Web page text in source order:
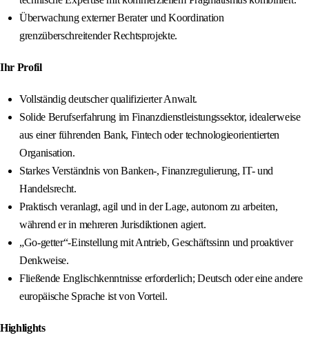
Überwachung externer Berater und Koordination
grenzüberschreitender Rechtsprojekte.
Ihr Profil
Vollständig deutscher qualifizierter Anwalt.
Solide Berufserfahrung im Finanzdienstleistungssektor, idealerweise
aus einer führenden Bank, Fintech oder technologieorientierten
Organisation.
Starkes Verständnis von Banken-, Finanzregulierung, IT- und
Handelsrecht.
Praktisch veranlagt, agil und in der Lage, autonom zu arbeiten,
während er in mehreren Jurisdiktionen agiert.
„Go-getter“-Einstellung mit Antrieb, Geschäftssinn und proaktiver
Denkweise.
Fließende Englischkenntnisse erforderlich; Deutsch oder eine andere
europäische Sprache ist von Vorteil.
Highlights